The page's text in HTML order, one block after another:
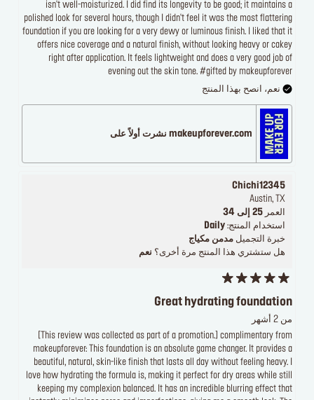
isn't well-moisturized. I did find its longevity to be good; it maintains a
polished look for several hours, though I didn't feel it was the most flattering
foundation if you are looking for a very dewy or luminous finish. I liked that it
offers nice coverage and a natural finish, without looking heavy or cakey
right after application. It feels lightweight and does a very good job of
evening out the skin tone. #gifted by makeupforever
نعم، انصح بهذا المنتج
makeupforever.com نشرت أولاً على
Chichi12345
Austin, TX
العمر 25 إلى 34
استخدام المنتج: Daily
خبرة التجميل مدمن مكياج
هل ستشتري هذا المنتج مرة أخرى؟ نعم
Great hydrating foundation
من 2 أشهر
[This review was collected as part of a promotion.] complimentary from
makeupforever: This foundation is an absolute game changer. It provides a
beautiful, natural, skin-like finish that lasts all day without feeling heavy. I
love how hydrating the formula is, making it perfect for dry areas while still
keeping my complexion balanced. It has an incredible blurring effect that